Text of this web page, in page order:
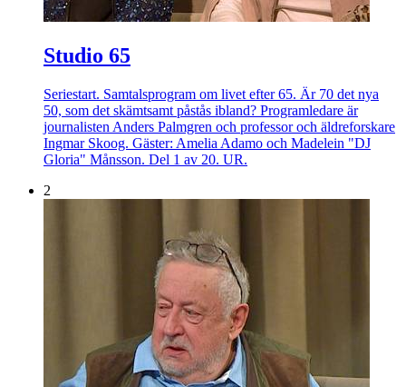
Studio 65
Seriestart. Samtalsprogram om livet efter 65. Är 70 det nya
50, som det skämtsamt påstås ibland? Programledare är
journalisten Anders Palmgren och professor och äldreforskare
Ingmar Skoog. Gäster: Amelia Adamo och Madelein "DJ
Gloria" Månsson. Del 1 av 20. UR.
2